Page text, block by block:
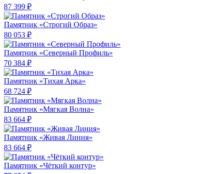
87 399 ₽
Памятник «Строгий Образ»
80 053 ₽
Памятник «Северный Профиль»
70 384 ₽
Памятник «Тихая Арка»
68 724 ₽
Памятник «Мягкая Волна»
83 664 ₽
Памятник «Живая Линия»
83 664 ₽
Памятник «Чёткий контур»